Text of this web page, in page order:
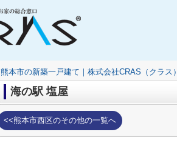
熊本市の新築一戸建て｜株式会社CRAS（クラス）
海の駅 塩屋
<<熊本市西区のその他の一覧へ